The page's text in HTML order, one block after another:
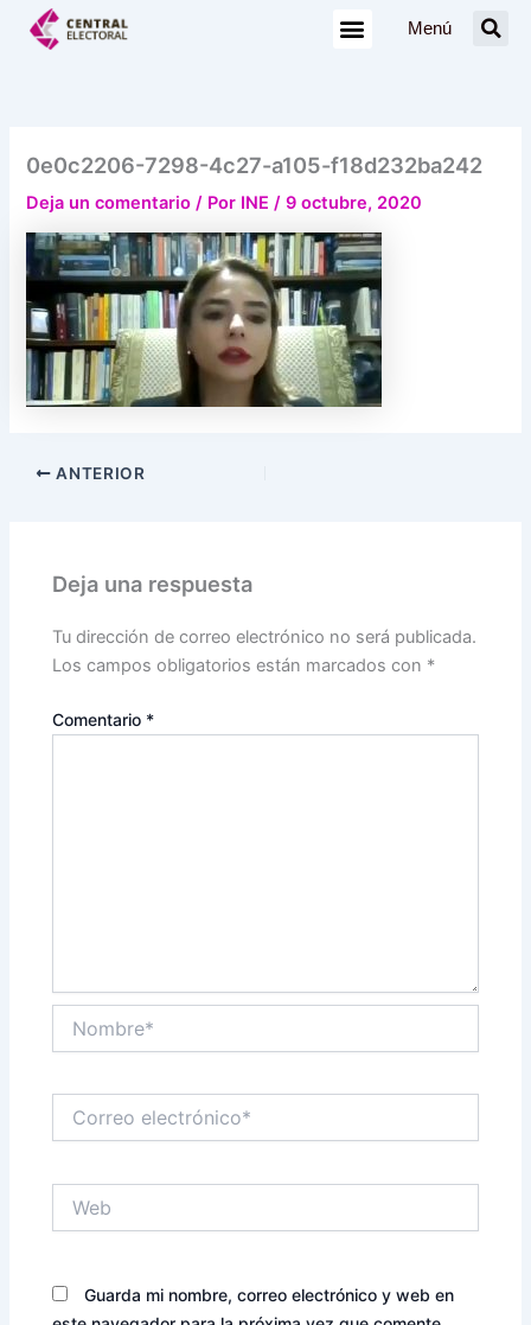
Menú
0e0c2206-7298-4c27-a105-f18d232ba242
Deja un comentario / Por INE/9 octubre, 2020
ANTERIOR
Deja una respuesta
Tu dirección de correo electrónico no será publicada.
Los campos obligatorios están marcados con *
Comentario *
electrónico*
Guarda mi nombre, correo electrónico y web en